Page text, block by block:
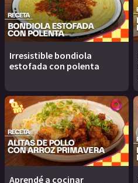
Irresistible bondiola
estofada con polenta
Aprendé a cocinar